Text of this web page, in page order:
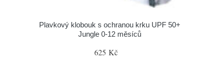
Plavkový klobouk s ochranou krku UPF 50+
Jungle 0-12 měsíců
625 Kč